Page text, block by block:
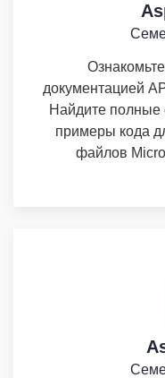
документацией
Найдите полные
примеры кода
файлов